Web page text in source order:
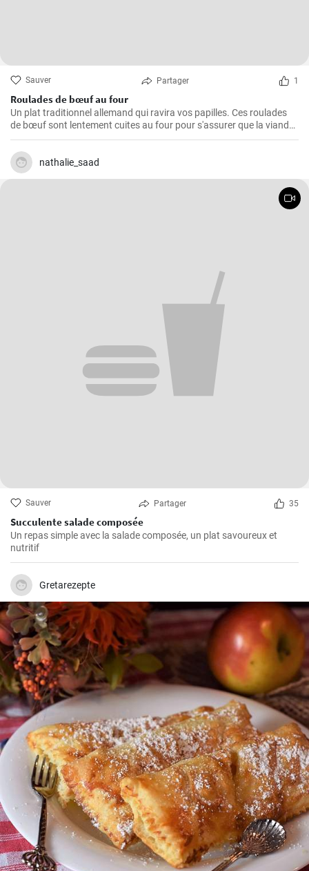
Sauver Partager 1
Roulades de bœuf au four
Un plat traditionnel allemand qui ravira vos papilles. Ces roulades
de bœuf sont lentement cuites au four pour s'assurer que la viande
est tendre et juteuse, alors que la garniture est imprégnée des
arômes du bacon, des oignons et des cornichons
nathalie_saad
Sauver Partager 35
Succulente salade composée
Un repas simple avec la salade composée, un plat savoureux et
nutritif
Gretarezepte